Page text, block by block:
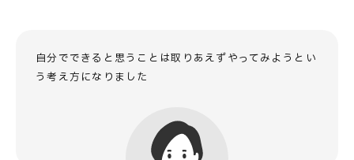
自分でできると思うことは取りあえずやってみようとい
う考え方になりました